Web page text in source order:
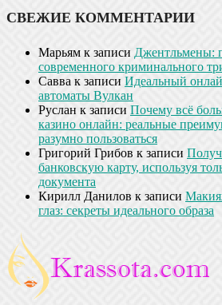
СВЕЖИЕ КОММЕНТАРИИ
Марьям к записи Джентльмены:
современного криминального
Савва к записи Идеальный
автоматы Вулкан
Руслан к записи Почему всё
казино онлайн: реальные
разумно пользоваться
Григорий Грибов к записи
банковскую карту, используя
документа
Кирилл Данилов к записи
глаз: секреты идеального образа